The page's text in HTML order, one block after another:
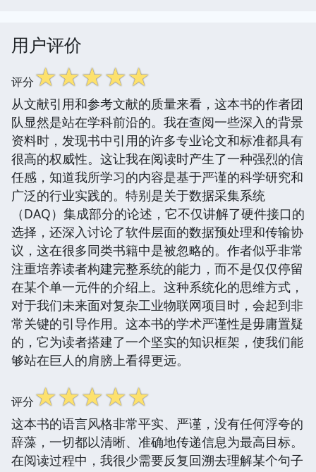
用户评价
评分☆☆☆☆☆
从文献引用和参考文献的质量来看，这本书的作者团
队显然是站在学科前沿的。我在查阅一些深入的背景
资料时，发现书中引用的许多专业论文和标准都具有
很高的权威性。这让我在阅读时产生了一种强烈的信
任感，知道我所学习的内容是基于严谨的科学研究和
广泛的行业实践的。特别是关于数据采集系统
（DAQ）集成部分的论述，它不仅讲解了硬件接口的
选择，还深入讨论了软件层面的数据预处理和传输协
议，这在很多同类书籍中是被忽略的。作者似乎非常
注重培养读者构建完整系统的能力，而不是仅仅停留
在某个单一元件的介绍上。这种系统化的思维方式，
对于我们未来面对复杂工业物联网项目时，会起到非
常关键的引导作用。这本书的学术严谨性是毋庸置疑
的，它为读者搭建了一个坚实的知识框架，使我们能
够站在巨人的肩膀上看得更远。
评分☆☆☆☆☆
这本书的语言风格非常平实、严谨，没有任何浮夸的
辞藻，一切都以清晰、准确地传递信息为最高目标。
在阅读过程中，我很少需要反复回溯去理解某个句子